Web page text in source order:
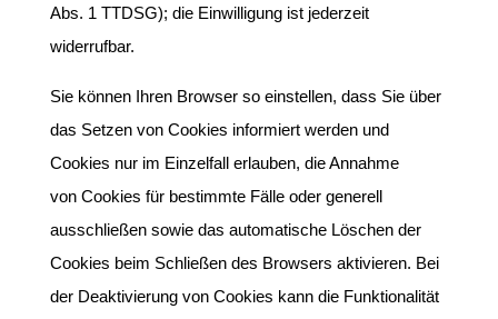
Abs. 1 TTDSG); die Einwilligung ist jederzeit
widerrufbar.
Sie können Ihren Browser so einstellen, dass Sie über
das Setzen von Cookies informiert werden und
Cookies nur im Einzelfall erlauben, die Annahme
von Cookies für bestimmte Fälle oder generell
ausschließen sowie das automatische Löschen der
Cookies beim Schließen des Browsers aktivieren. Bei
der Deaktivierung von Cookies kann die Funktionalität